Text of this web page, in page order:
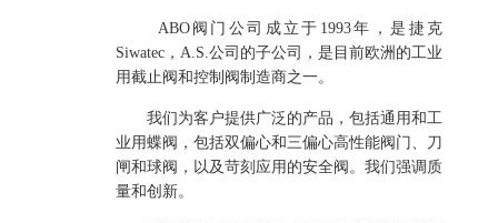
ABO阀门公司成立于1993年，是捷克
Siwatec，A.S.公司的子公司，是目前欧洲的工业
用截止阀和控制阀制造商之一。
我们为客户提供广泛的产品，包括通用和工
业用蝶阀，包括双偏心和三偏心高性能阀门、刀
闸和球阀，以及苛刻应用的安全阀。 我们强调质
量和创新。